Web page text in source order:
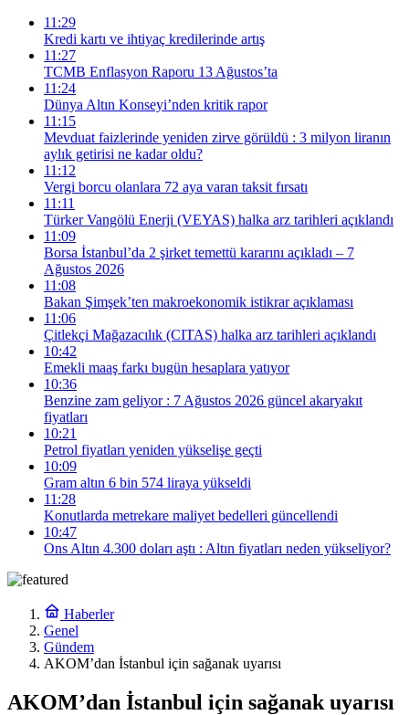
11:29
Kredi kartı ve ihtiyaç kredilerinde artış
11:27
TCMB Enflasyon Raporu 13 Ağustos’ta
11:24
Dünya Altın Konseyi’nden kritik rapor
11:15
Mevduat faizlerinde yeniden zirve görüldü : 3 milyon liranın
aylık getirisi ne kadar oldu?
11:12
Vergi borcu olanlara 72 aya varan taksit fırsatı
11:11
Türker Vangölü Enerji (VEYAS) halka arz tarihleri açıklandı
11:09
Borsa İstanbul’da 2 şirket temettü kararını açıkladı – 7
Ağustos 2026
11:08
Bakan Şimşek’ten makroekonomik istikrar açıklaması
11:06
Çitlekçi Mağazacılık (CITAS) halka arz tarihleri açıklandı
10:42
Emekli maaş farkı bugün hesaplara yatıyor
10:36
Benzine zam geliyor : 7 Ağustos 2026 güncel akaryakıt
fiyatları
10:21
Petrol fiyatları yeniden yükselişe geçti
10:09
Gram altın 6 bin 574 liraya yükseldi
11:28
Konutlarda metrekare maliyet bedelleri güncellendi
10:47
Ons Altın 4.300 doları aştı : Altın fiyatları neden yükseliyor?
Haberler
Genel
Gündem
AKOM’dan İstanbul için sağanak uyarısı
AKOM’dan İstanbul için sağanak uyarısı